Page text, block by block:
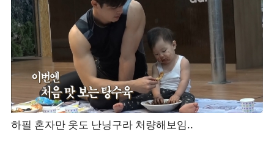
하필 혼자만 옷도 난닝구라 처량해보임..